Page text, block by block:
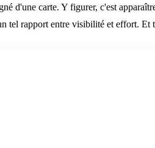
d'une carte. Y figurer, c'est
tel rapport entre visibilité et effort. Et